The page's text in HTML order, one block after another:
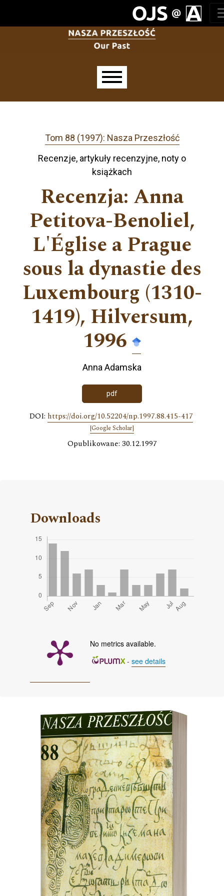
Tom 88 (1997): Nasza Przeszłość
Recenzje, artykuły recenzyjne, noty o
książkach
Recenzja: Anna
Petitova-Benoliel,
L'Église a Prague
sous la dynastie des
Luxembourg (1310-
1419), Hilversum,
1996
Anna Adamska
pdf
DOI: https://doi.org/10.52204/np.1997.88.415-417
[Google Scholar]
Opublikowane: 30.12.1997
Downloads
No metrics available.
- see details